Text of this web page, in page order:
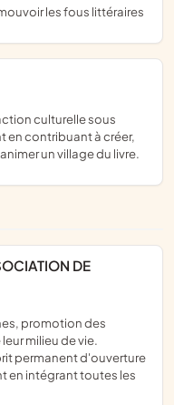
les fous littéraires
en contribuant à créer,
un village du livre.
milieu de vie.
permanent d'ouverture
en intégrant toutes les